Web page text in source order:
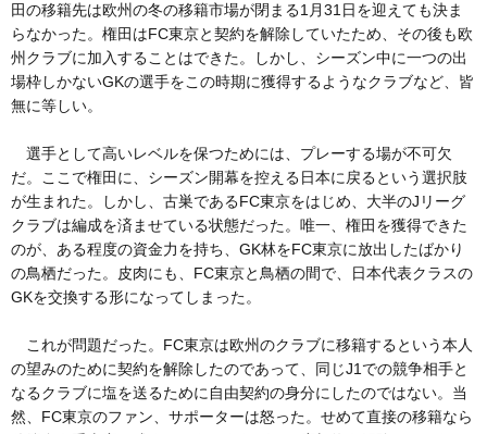
田の移籍先は欧州の冬の移籍市場が閉まる1月31日を迎えても決ま
らなかった。権田はFC東京と契約を解除していたため、その後も欧
州クラブに加入することはできた。しかし、シーズン中に一つの出
場枠しかないGKの選手をこの時期に獲得するようなクラブなど、皆
無に等しい。
選手として高いレベルを保つためには、プレーする場が不可欠
だ。ここで権田に、シーズン開幕を控える日本に戻るという選択肢
が生まれた。しかし、古巣であるFC東京をはじめ、大半のJリーグ
クラブは編成を済ませている状態だった。唯一、権田を獲得できた
のが、ある程度の資金力を持ち、GK林をFC東京に放出したばかり
の鳥栖だった。皮肉にも、FC東京と鳥栖の間で、日本代表クラスの
GKを交換する形になってしまった。
これが問題だった。FC東京は欧州のクラブに移籍するという本人
の望みのために契約を解除したのであって、同じJ1での競争相手と
なるクラブに塩を送るために自由契約の身分にしたのではない。当
然、FC東京のファン、サポーターは怒った。せめて直接の移籍なら